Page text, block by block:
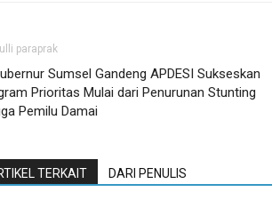
paraprak
Sumsel Gandeng APDESI Sukseskan
Prioritas Mulai dari Penurunan Stunting
Pemilu Damai
TERKAIT DARI PENULIS